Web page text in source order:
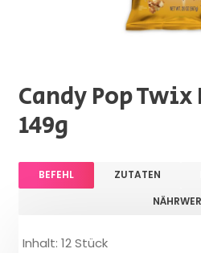
Candy Pop Twix
149g
BEFEHL ZUTATEN
Inhalt: 12 Stück